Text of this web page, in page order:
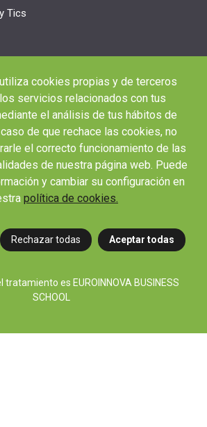
Tics
para cancelar sin coste y recibir el
cookies propias y de terceros
servicios relacionados con tus
el análisis de tus hábitos de
de que rechace las cookies, no
el correcto funcionamiento de las
de nuestra página web. Puede
y cambiar su configuración en
política de cookies.
Rechazar todas Aceptar todas
tratamiento es EUROINNOVA BUSINESS
SCHOOL